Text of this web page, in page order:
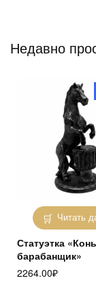
Недавно
Читать
Статуэтка
барабанщик»
2264.00₽